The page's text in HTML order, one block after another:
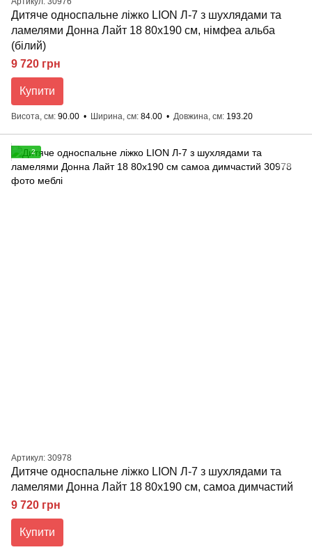
Дитяче односпальне ліжко LION Л-7 з шухлядами та
ламелями Донна Лайт 18 80x190 см, німфеа альба
(білий)
9 720 грн
Купити
Висота, см 90.00 Ширина, см 84.00 Довжина, см 193.20
2
Артикул: 30978
Дитяче односпальне ліжко LION Л-7 з шухлядами та
ламелями Донна Лайт 18 80x190 см, самоа димчастий
9 720 грн
Купити